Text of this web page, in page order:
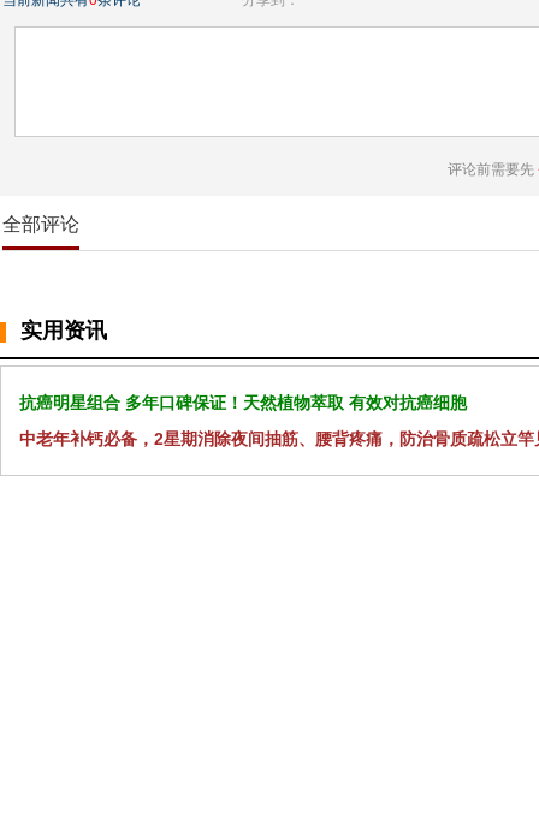
评论前需要先
全部评论
实用资讯
抗癌明星组合 多年口碑保证！天然植物萃取 有效对抗癌细胞
中老年补钙必备，2星期消除夜间抽筋、腰背疼痛，防治骨质疏松立竿